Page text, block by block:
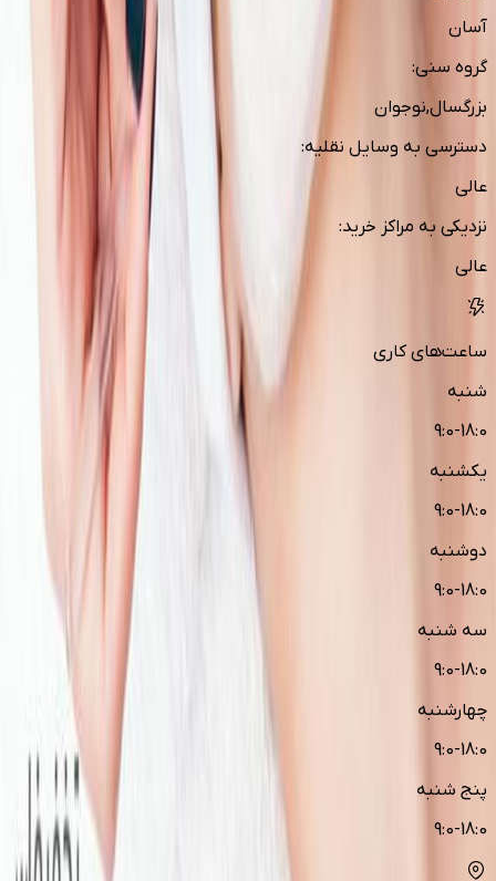
آسان
گروه سنی:
بزرگسال,نوجوان
دسترسی به وسایل نقلیه:
عالی
نزدیکی به مراکز خرید:
عالی
ساعت‌های کاری
شنبه
9:0-18:0
یکشنبه
9:0-18:0
دوشنبه
9:0-18:0
سه شنبه
9:0-18:0
چهارشنبه
9:0-18:0
پنج شنبه
9:0-18:0